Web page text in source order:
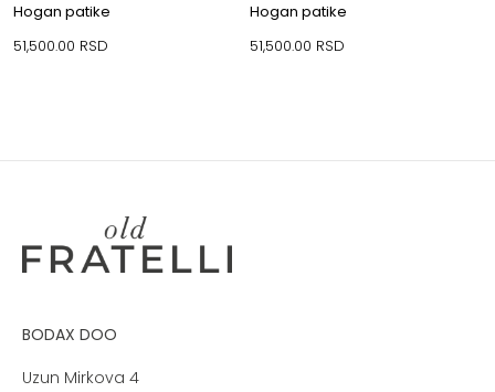
Hogan patike
51,500.00 RSD
Hogan patike
51,500.00 RSD
BODAX DOO
Uzun Mirkova 4